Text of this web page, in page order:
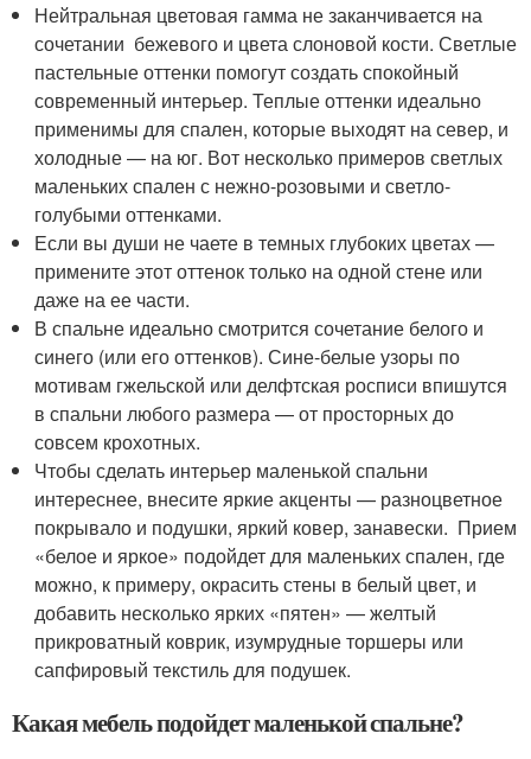
Нейтральная цветовая гамма не заканчивается на
сочетании бежевого и цвета слоновой кости. Светлые
пастельные оттенки помогут создать спокойный
современный интерьер. Теплые оттенки идеально
применимы для спален, которые выходят на север, и
холодные — на юг. Вот несколько примеров светлых
маленьких спален с нежно-розовыми и светло-
голубыми оттенками.
Если вы души не чаете в темных глубоких цветах —
примените этот оттенок только на одной стене или
даже на ее части.
В спальне идеально смотрится сочетание белого и
синего (или его оттенков). Сине-белые узоры по
мотивам гжельской или делфтская росписи впишутся
в спальни любого размера — от просторных до
совсем крохотных.
Чтобы сделать интерьер маленькой спальни
интереснее, внесите яркие акценты — разноцветное
покрывало и подушки, яркий ковер, занавески. Прием
«белое и яркое» подойдет для маленьких спален, где
можно, к примеру, окрасить стены в белый цвет, и
добавить несколько ярких «пятен» — желтый
прикроватный коврик, изумрудные торшеры или
сапфировый текстиль для подушек.
Какая мебель подойдет маленькой спальне?